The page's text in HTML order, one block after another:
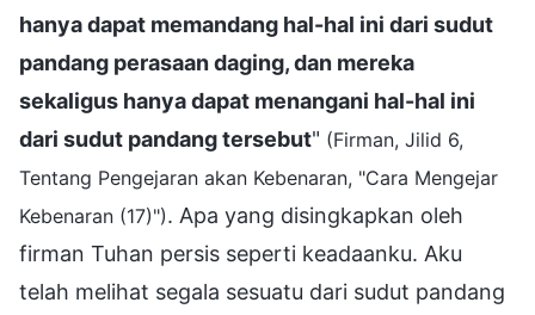
hanya dapat memandang hal-hal ini dari sudut
pandang perasaan daging, dan mereka
sekaligus hanya dapat menangani hal-hal ini
dari sudut pandang tersebut" (Firman, Jilid 6,
Tentang Pengejaran akan Kebenaran, "Cara Mengejar
Kebenaran (17)"). Apa yang disingkapkan oleh
firman Tuhan persis seperti keadaanku. Aku
telah melihat segala sesuatu dari sudut pandang